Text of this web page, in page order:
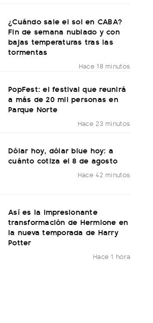
¿Cuándo sale el sol en CABA?
Fin de semana nublado y con
bajas temperaturas tras las
tormentas
Hace 18 minutos
PopFest: el festival que reunirá
a más de 20 mil personas en
Parque Norte
Hace 23 minutos
Dólar hoy, dólar blue hoy: a
cuánto cotiza el 8 de agosto
Hace 42 minutos
Así es la impresionante
transformación de Hermione en
la nueva temporada de Harry
Potter
Hace 1 hora